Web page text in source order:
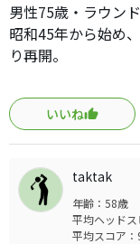
男性75歳・ラウン
昭和45年から始め
り再開。
十数年間の休止中
だった。
したがって従前の
われたり
変更を余儀なくさ
った。
これではならじと
いいね
taktak
年齢：58歳
平均ヘッド
平均スコア